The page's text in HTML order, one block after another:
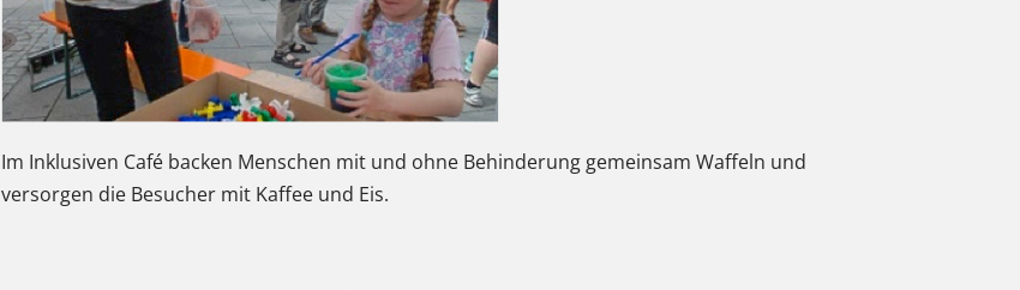
Im Inklusiven Café backen Menschen mit und ohne Behinderung gemeinsam Waffeln und
versorgen die Besucher mit Kaffee und Eis.